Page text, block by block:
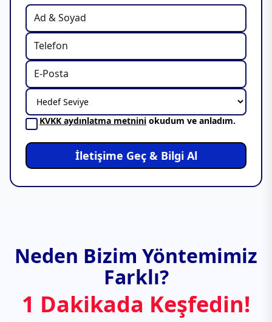
KVKK aydınlatma metnini okudum ve anladım.
İletişime Geç & Bilgi Al
Neden Bizim Yöntemimiz
Farklı?
1 Dakikada Keşfedin!